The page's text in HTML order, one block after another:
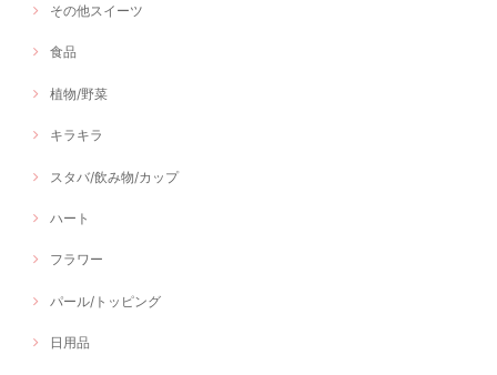
その他スイーツ
食品
植物/野菜
キラキラ
スタバ/飲み物/カップ
ハート
フラワー
パール/トッピング
日用品